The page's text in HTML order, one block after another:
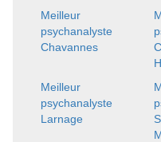
Meilleur
psychanalyste
Chavannes
Meilleur
psychanalyste
Larnage